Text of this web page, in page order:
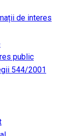
de interes
public
544/2001